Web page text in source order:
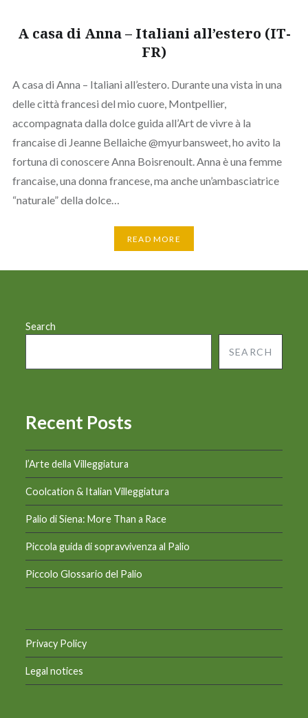
A casa di Anna – Italiani all’estero (IT-
FR)
A casa di Anna – Italiani all’estero. Durante una vista in una
delle città francesi del mio cuore, Montpellier,
accompagnata dalla dolce guida all’Art de vivre à la
francaise di Jeanne Bellaiche @myurbansweet, ho avito la
fortuna di conoscere Anna Boisrenoult. Anna è una femme
francaise, una donna francese, ma anche un’ambasciatrice
“naturale” della dolce…
READ MORE
Search
SEARCH
Recent Posts
l’Arte della Villeggiatura
Coolcation & Italian Villeggiatura
Palio di Siena: More Than a Race
Piccola guida di sopravvivenza al Palio
Piccolo Glossario del Palio
Privacy Policy
Legal notices